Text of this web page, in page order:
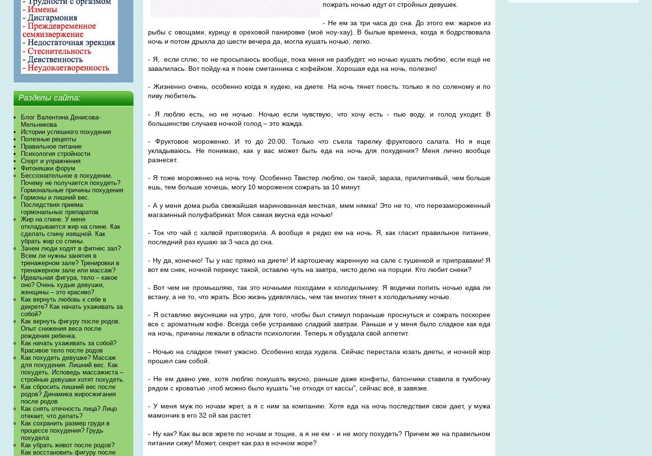
Разделы сайта:
Блог Валентина Денисова-
Мельникова
Истории успешного похудения
Полезные рецепты
Правильное питание
Психология стройности
Спорт и упражнения
Фитоняшки форум
Бессознательное в похудении.
Почему не получается похудеть?
Гормональные причины похудения
Гормоны и лишний вес.
Последствия приема
гормональных препаратов
Жир на спине. У меня
откладывается жир на спине. Как
сделать спину изящной. Как
убрать жир со спины.
Зачем люди ходят в фитнес зал?
Всем ли нужны занятия в
тренажерном зале? Тренировки в
тренажерном зале или массаж?
Идеальная фигура, тело – какое
оно? Очень худые девушки,
женщины – это красиво?
Как вернуть любовь к себе в
декрете? Как начать ухаживать за
собой?
Как вернуть фигуру после родов.
Опыт снижения веса после
рождения ребенка.
Как начать ухаживать за собой?
Красивое тело после родов
Как похудеть девушке? Массаж
для похудения. Лишний вес. Как
похудеть. Исповедь массажиста –
стройные девушки хотят похудеть.
Как сбросить лишний вес после
родов? Динамика жиросжигания
после родов
Как снять отечность лица? Лицо
отекает, что делать?
Как сохранить размер груди в
процессе похудения? Грудь
похудела
Как убрать живот после родов?
Как восстановить фигуру после
пожрать ночью идут от стройных девушек.
- Не ем за три часа до сна. До этого ем: жаркое из
рыбы с овощами, курицу в ореховой панировке (моё ноу-хау). В былые времена, когда я бодрствовала
ночь и потом дрыхла до шести вечера да, могла кушать ночью, легко.
- Я, если сплю, то не просыпаюсь вообще, пока меня не разбудят, но ночью кушать люблю, если ещё не
завалилась. Вот пойду-ка я поем сметанника с кофейком. Хорошая еда на ночь, полезно!
- Жизненно очень, особенно когда я худею, на диете. На ночь тянет поесть. только я по соленому и по
пиву любитель.
- Я люблю есть, но не ночью. Ночью если чувствую, что хочу есть - пью воду, и голод уходит. В
большинстве случаев ночной голод – это жажда.
- Фруктовое мороженко. И то до 20.00. Только что съела тарелку фруктового салата. Но я еще
укладываюсь. Не понимаю, как у вас может быть еда на ночь для похудения? Меня лично вообще
разнесет.
- Я тоже мороженко на ночь точу. Особенно Твистер люблю, он такой, зараза, прилипчивый, чем больше
ешь, тем больше хочешь, могу 10 мороженок сожрать за 10 минут.
- А у меня дома рыба свежайшая маринованная местная, ммм нямка! Это не то, что перезамороженный
магазинный полуфабрикат. Моя самая вкусна еда ночью!
- Ток что чай с халвой приговорила. А вообще я редко ем на ночь. Я, как гласит правильное питание,
последний раз кушаю за 3 часа до сна.
- Ну да, конечно! Ты у нас прямо на диете! И картошечку жаренную на сале с тушенкой и приправами! Я
вот ем снек, ночной перекус такой, оставлю чуть на завтра, чисто делю на порции. Кто любит снеки?
- Вот чем не промышляю, так это ночными походами к холодильнику. Я водички попить ночью едва ли
встану, а не то, что жрать. Всю жизнь удивлялась, чем так многих тянет к холодильнику ночью.
- Я оставляю вкусняшки на утро, для того, чтобы был стимул пораньше проснуться и сожрать поскорее
все с ароматным кофе. Всегда себе устраиваю сладкий завтрак. Раньше и у меня было сладкое как еда
на ночь, причины лежали в области психологии. Теперь я обуздала свой аппетит.
- Ночью на сладкое тянет ужасно. Особенно когда худела. Сейчас перестала юзать диеты, и ночной жор
прошел сам собой.
- Не ем давно уже, хотя люблю покушать вкусно, раньше даже конфеты, батончики ставила в тумбочку
рядом с кроватью ,чтоб можно было кушать "не отходя от кассы", сейчас всё, в завязке.
- У меня муж по ночам жрет, а я с ним за компанию. Хотя еда на ночь последствия свои дает, у мужа
мамончик в его 32 ой как растет.
- Ну как? Как вы все жрете по ночам и тощие, а я не ем - и не могу похудеть? Причем же на правильном
питании сижу! Может, секрет как раз в ночном жоре?